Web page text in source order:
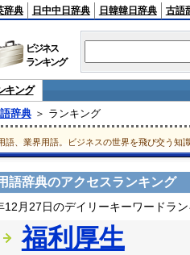
辞典 日中中日辞典 日韓韓日辞典 古語
ビジネス
ランキング
キング
辞典＞ ランキング
語、業界用語。ビジネスの世界を飛び交う知
語辞典のアクセスランキング
12月27日のデイリーキーワードラ
福利厚生